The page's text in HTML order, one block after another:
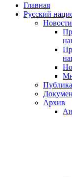
Главная
Русский
Новости
Архив